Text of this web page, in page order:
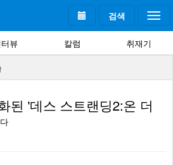
검색
뷰 칼럼 취재기
된 '데스 스트랜딩2:온 더